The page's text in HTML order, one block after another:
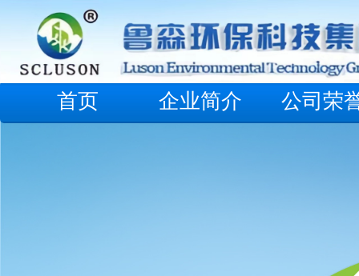
首页 企业简介 公司荣